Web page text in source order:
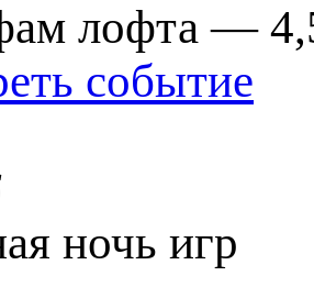
лофта —
событие
ночь игр